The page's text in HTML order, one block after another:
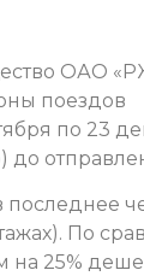
ОАО
поездов
по 23
По
на 25%